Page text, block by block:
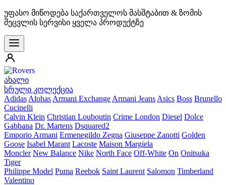
უფასო მიწოდება საქართველოს მასშტაბით & ზომის
შეცვლის სერვისი ყველა პროდუქტზე
ახალი
სრული კოლექცია
Adidas Alohas Armani Exchange Armani Jeans Asics Boss Brunello
Cucinelli
Calvin Klein Christian Louboutin Crime London Diesel Dolce
Gabbana Dr. Martens Dsquared2
Emporio Armani Ermenegildo Zegna Giuseppe Zanotti Golden
Goose Isabel Marant Lacoste Maison Margiela
Moncler New Balance Nike North Face Off-White On Onitsuka
Tiger
Philippe Model Puma Reebok Saint Laurent Salomon Timberland
Valentino